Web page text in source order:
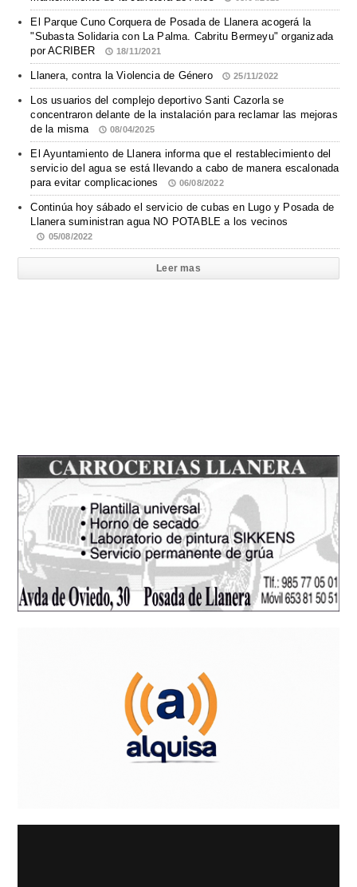
El Parque Cuno Corquera de Posada de Llanera acogerá la
"Subasta Solidaria con La Palma. Cabritu Bermeyu" organizada
por ACRIBER
18/11/2021
Llanera, contra la Violencia de Género 25/11/2022
Los usuarios del complejo deportivo Santi Cazorla se
concentraron delante de la instalación para reclamar las mejoras
de la misma
08/04/2025
El Ayuntamiento de Llanera informa que el restablecimiento del
servicio del agua se está llevando a cabo de manera escalonada
para evitar complicaciones
06/08/2022
Continúa hoy sábado el servicio de cubas en Lugo y Posada de
Llanera suministran agua NO POTABLE a los vecinos
05/08/2022
Leer mas